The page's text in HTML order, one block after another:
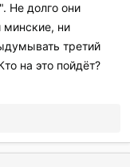
Не долго они
минские, ни
третий
на это пойдёт?